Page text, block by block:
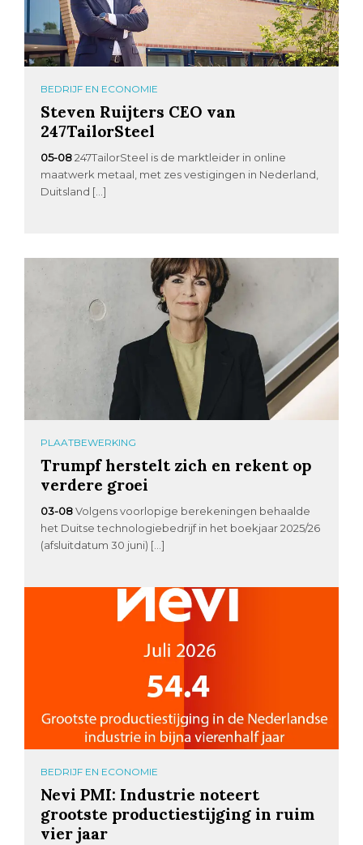
BEDRIJF EN ECONOMIE
Steven Ruijters CEO van
247TailorSteel
05-08 247TailorSteel is de marktleider in online
maatwerk metaal, met zes vestigingen in Nederland,
Duitsland […]
PLAATBEWERKING
Trumpf herstelt zich en rekent op
verdere groei
03-08 Volgens voorlopige berekeningen behaalde
het Duitse technologiebedrijf in het boekjaar 2025/26
(afsluitdatum 30 juni) […]
BEDRIJF EN ECONOMIE
Nevi PMI: Industrie noteert
grootste productiestijging in ruim
vier jaar